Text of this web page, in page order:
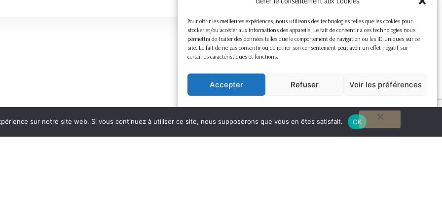
Pour offrir les meilleures expériences, nous utilisons des technologies telles que les cookies pour
stocker et/ou accéder aux informations des appareils. Le fait de consentir à ces technologies nous
permettra de traiter des données telles que le comportement de navigation ou les ID uniques sur ce
site. Le fait de ne pas consentir ou de retirer son consentement peut avoir un effet négatif sur
certaines caractéristiques et fonctions.
Accepter Refuser Voir les préférences
sur notre site web. Si vous continuez à utiliser ce site, nous supposerons que vous en êtes satisfait. OK